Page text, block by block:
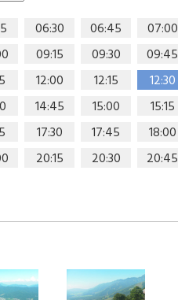
06:30 06:45 07:00
09:15 09:30 09:45
12:00 12:15 12:30
14:45 15:00 15:15
17:30 17:45 18:00
20:15 20:30 20:45